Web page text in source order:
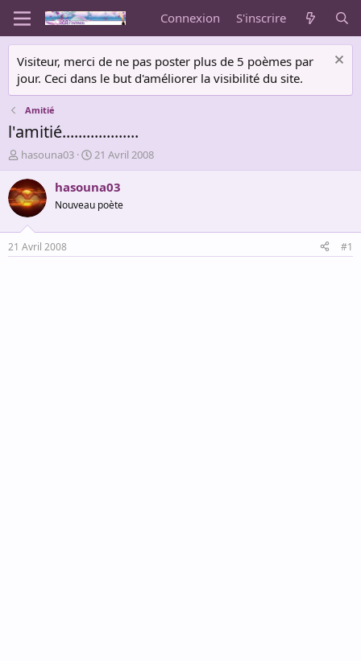
Connexion S'inscrire
Visiteur, merci de ne pas poster plus de 5 poèmes par
jour. Ceci dans le but d'améliorer la visibilité du site.
Amitié
l'amitié...................
A
u
t
e
u
r
d
e
hasouna03
D
a
t
d
é
21 Avril 2008
hasouna03
Nouveau poète
21 Avril 2008 #1